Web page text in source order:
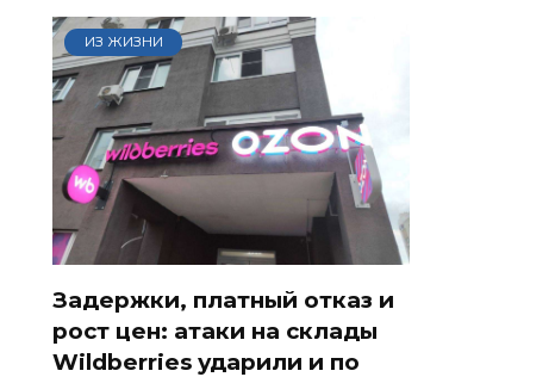
ИЗ ЖИЗНИ
Задержки, платный отказ и
рост цен: атаки на склады
Wildberries ударили и по